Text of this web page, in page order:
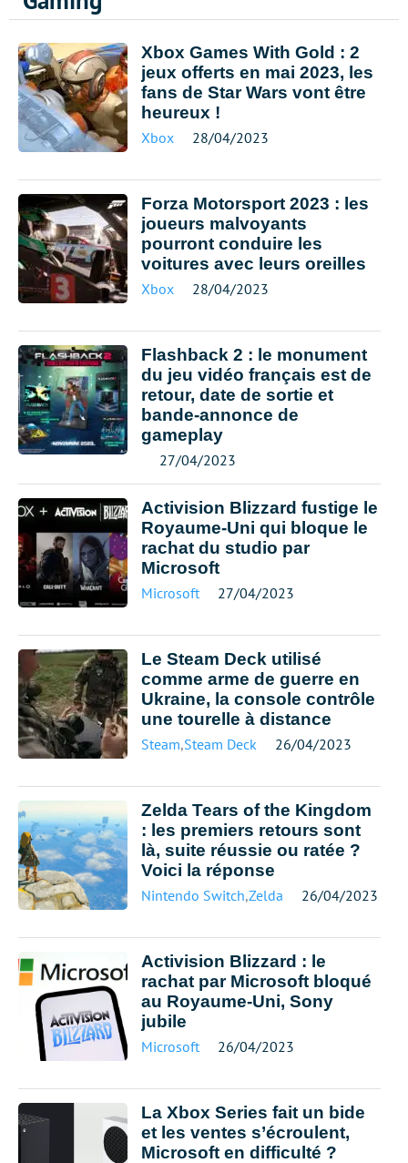
Xbox Games With Gold : 2
jeux offerts en mai 2023, les
fans de Star Wars vont être
heureux !
Xbox 28/04/2023
Forza Motorsport 2023 : les
joueurs malvoyants
pourront conduire les
voitures avec leurs oreilles
Xbox 28/04/2023
Flashback 2 : le monument
du jeu vidéo français est de
retour, date de sortie et
bande-annonce de
gameplay
27/04/2023
Activision Blizzard fustige le
Royaume-Uni qui bloque le
rachat du studio par
Microsoft
Microsoft 27/04/2023
Le Steam Deck utilisé
comme arme de guerre en
Ukraine, la console contrôle
une tourelle à distance
Steam,Steam Deck 26/04/2023
Zelda Tears of the Kingdom
: les premiers retours sont
là, suite réussie ou ratée ?
Voici la réponse
Nintendo Switch,Zelda 26/04/2023
Activision Blizzard : le
rachat par Microsoft bloqué
au Royaume-Uni, Sony
jubile
Microsoft 26/04/2023
La Xbox Series fait un bide
et les ventes s’écroulent,
Microsoft en difficulté ?